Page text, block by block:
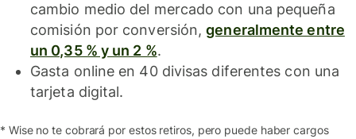
cambio medio del mercado con una pequeña
comisión por conversión,generalmente entre
un 0,35 % y un 2 %.
Gasta online en 40 divisas diferentes con una
tarjeta digital.
* Wise no te cobrará por estos retiros, pero puede haber cargos